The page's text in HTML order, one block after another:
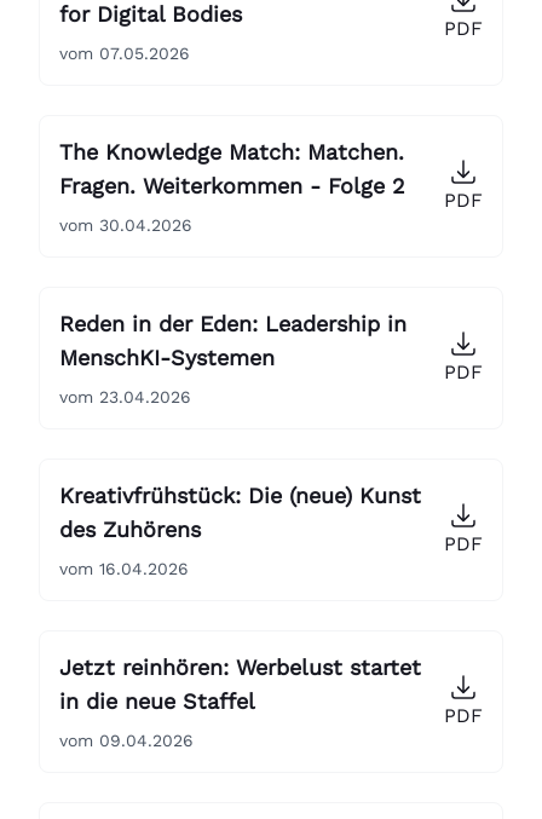
for Digital Bodies
vom 07.05.2026
PDF
The Knowledge Match: Matchen.
Fragen. Weiterkommen - Folge 2
vom 30.04.2026
PDF
Reden in der Eden: Leadership in
MenschKI-Systemen
vom 23.04.2026
PDF
Kreativfrühstück: Die (neue) Kunst
des Zuhörens
vom 16.04.2026
PDF
Jetzt reinhören: Werbelust startet
in die neue Staffel
vom 09.04.2026
PDF